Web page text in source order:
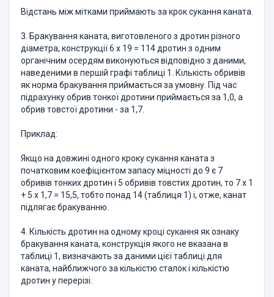
Відстань між мітками приймають за крок сукання каната.
3. Бракування каната, виготовленого з дротин різного
діаметра, конструкції 6 х 19 = 114 дротин з одним
органічним осердям виконуються відповідно з даними,
наведеними в першій графі таблиці 1. Кількість обривів
як норма бракування приймається за умовну. Під час
підрахунку обрив тонкої дротини приймається за 1,0, а
обрив товстої дротини - за 1,7.
Приклад:
Якщо на довжині одного кроку сукання каната з
початковим коефіцієнтом запасу міцності до 9 є 7
обривів тонких дротин і 5 обривів товстих дротин, то 7 х 1
+ 5 х 1,7 = 15,5, тобто понад 14 (таблиця 1) і, отже, канат
підлягає бракуванню.
4. Кількість дротин на одному кроці сукання як ознаку
бракування каната, конструкція якого не вказана в
таблиці 1, визначають за даними цієї таблиці для
каната, найближчого за кількістю сталок і кількістю
дротин у перерізі.